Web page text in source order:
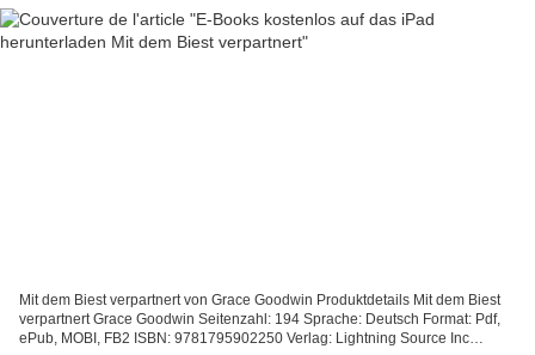
Mit dem Biest verpartnert von Grace Goodwin Produktdetails Mit dem Biest
verpartnert Grace Goodwin Seitenzahl: 194 Sprache: Deutsch Format: Pdf,
ePub, MOBI, FB2 ISBN: 9781795902250 Verlag: Lightning Source Inc